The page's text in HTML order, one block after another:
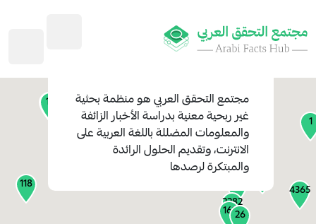
127
45
2282
4365
118
1113
26
1
161
مجتمع التحقق العربيهو منظمة بحثية
غير ربحية معنية بدراسة الأخبار الزائفة
والمعلومات المضللة باللغة العربية على
الانترنت، وتقديم الحلول الرائدة
والمبتكرة لرصدها